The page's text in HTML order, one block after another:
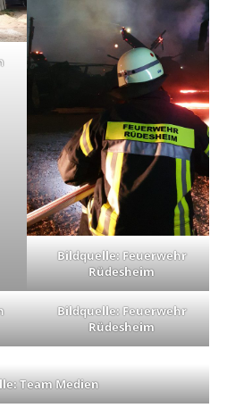
Bildquelle: Feuerwehr
Rüdesheim
Bildquelle: Feuerwehr
Rüdesheim
Team Medien